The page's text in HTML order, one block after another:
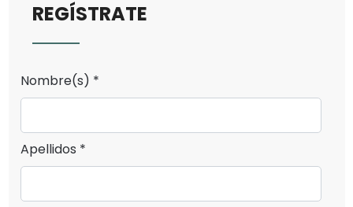
REGÍSTRATE
Nombre(s) *
Apellidos *